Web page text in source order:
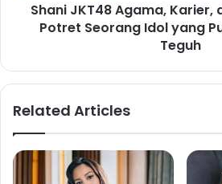
Shani JKT48 Agama, Karier,
Potret Seorang Idol yang
Teguh
Related Articles